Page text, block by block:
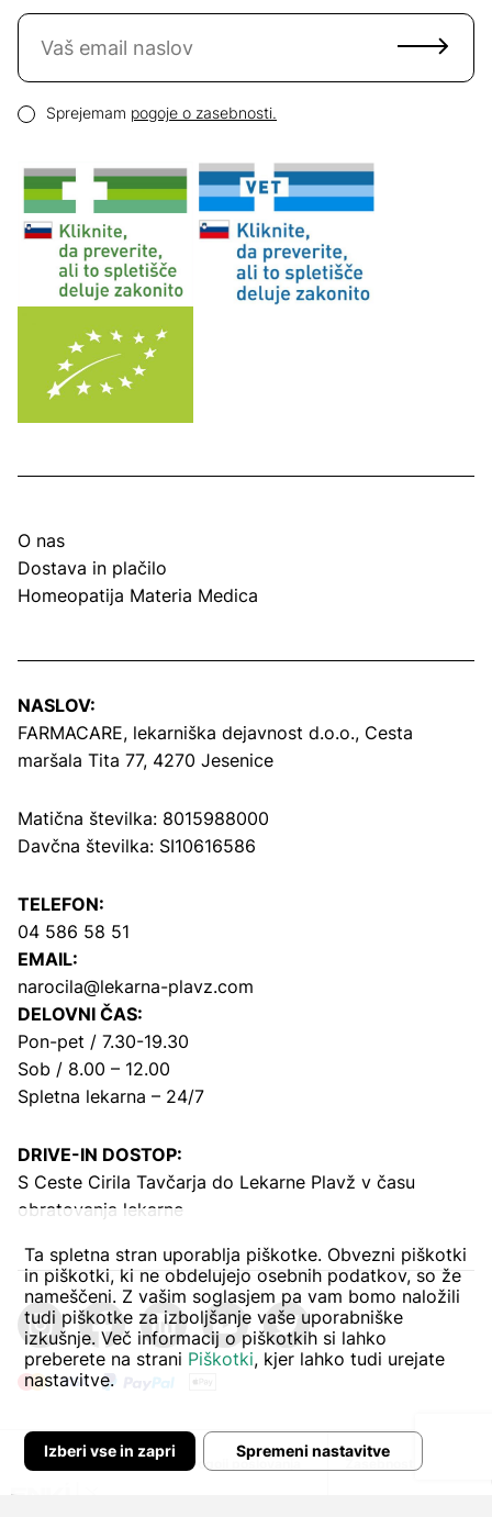
Naročite se na novice
Pogoji zasebnosti
Sprejemam pogoje o zasebnosti.
O nas
Dostava in plačilo
Homeopatija Materia Medica
NASLOV:
FARMACARE, lekarniška dejavnost d.o.o., Cesta
maršala Tita 77, 4270 Jesenice
Matična številka: 8015988000
Davčna številka: SI10616586
TELEFON:
04 586 58 51
EMAIL:
narocila@lekarna-plavz.com
DELOVNI ČAS:
Pon-pet / 7.30-19.30
Sob / 8.00 – 12.00
Spletna lekarna – 24/7
DRIVE-IN DOSTOP:
S Ceste Cirila Tavčarja do Lekarne Plavž v času
obratovanja lekarne
Pogoji poslovanja Zasebnost in piškoti
Ta spletna stran uporablja piškotke. Obvezni piškotki
in piškotki, ki ne obdelujejo osebnih podatkov, so že
nameščeni. Z vašim soglasjem pa vam bomo naložili
tudi piškotke za izboljšanje vaše uporabniške
izkušnje. Več informacij o piškotkih si lahko
preberete na strani Piškotki, kjer lahko tudi urejate
nastavitve.
Spremeni nastavitve
Izberi vse in zapri